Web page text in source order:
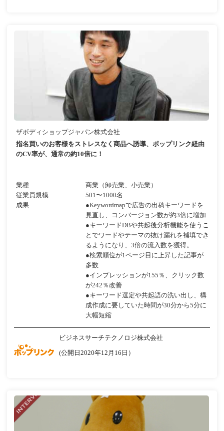
ザボディショップジャパン株式会社
指名買いのお客様をストレスなく商品へ誘導、ポップリンク経由
のCV率が、通常の約10倍に！
業種
商業（卸売業、小売業）
従業員規模
501〜1000名
成果
●Keywordmapで広告の出稿キーワードを
見直し、コンバージョン数が約3倍に増加
●キーワードDBや共起後分析機能を使うこ
とでワードやテーマの抜け漏れを補填でき
るようになり、3倍の流入数を獲得。
●検索順位が1ページ目に上昇した記事が
多数
●インプレッションが155％、クリック数
が242％改善
●キーワード選定や共起語の洗い出し、構
成作成に要していた時間が30分から5分に
大幅短縮
ビジネスサーチテクノロジ株式会社
(公開日2020年12月16日）